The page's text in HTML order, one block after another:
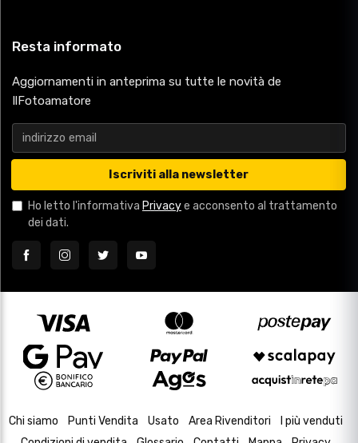
Resta informato
Aggiornamenti in anteprima su tutte le novità de
IlFotoamatore
Iscriviti alla newsletter
Ho letto l'informativa Privacye acconsento al trattamento
dei dati.
Chi siamo Punti Vendita Usato Area Rivenditori
I più venduti